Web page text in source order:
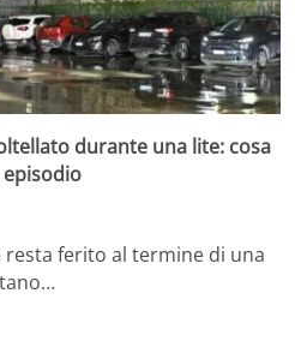
durante una lite: cosa
ferito al termine di una